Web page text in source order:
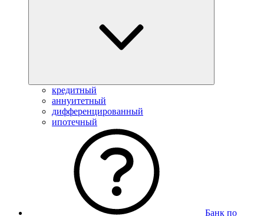
кредитный
аннуитетный
дифференцированный
ипотечный
Банк по